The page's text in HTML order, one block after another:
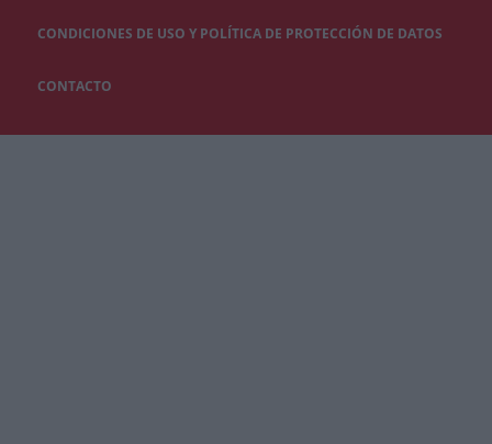
CONDICIONES DE USO Y POLÍTICA DE PROTECCIÓN DE DATOS
CONTACTO